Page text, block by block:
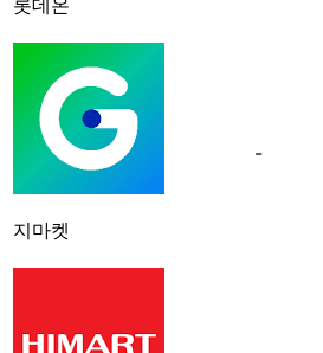
지마켓
-